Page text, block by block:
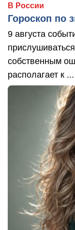
В России
Гороскоп по
9 августа
собственным
располагает к ...